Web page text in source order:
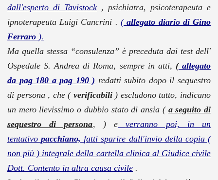
dall'esperto di Tavistock , psichiatra, psicoterapeuta e
ipnoterapeuta Luigi Cancrini . (allegato diario di Gino
Ferraro ).
Ma quella stessa “consulenza” è preceduta dai test dell'
Ospedale S. Andrea di Roma, sempre in atti, ( allegato
da pag 180 a pag 190 ) redatti subito dopo il sequestro
di persona , che ( verificabili ) escludono tutto, indicano
un mero lievissimo o dubbio stato di ansia ( a seguito di
sequestro di persona, ) e
verranno poi, in un
tentativopacchiano, fatti sparire dall'invio della copia (
non più ) integrale della cartella clinica al Giudice civile
Dott. Contento in altra causa civile .